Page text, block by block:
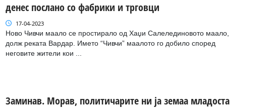
денес послано со фабрики и трговци
17-04-2023
Ново Чивчи маало се простирало од Хаџи Салелединовото маало,
долж реката Вардар. Името “Чивчи” маалото го добило според
неговите жители кои ...
Заминав. Морав, политичарите ни ја земаа младоста